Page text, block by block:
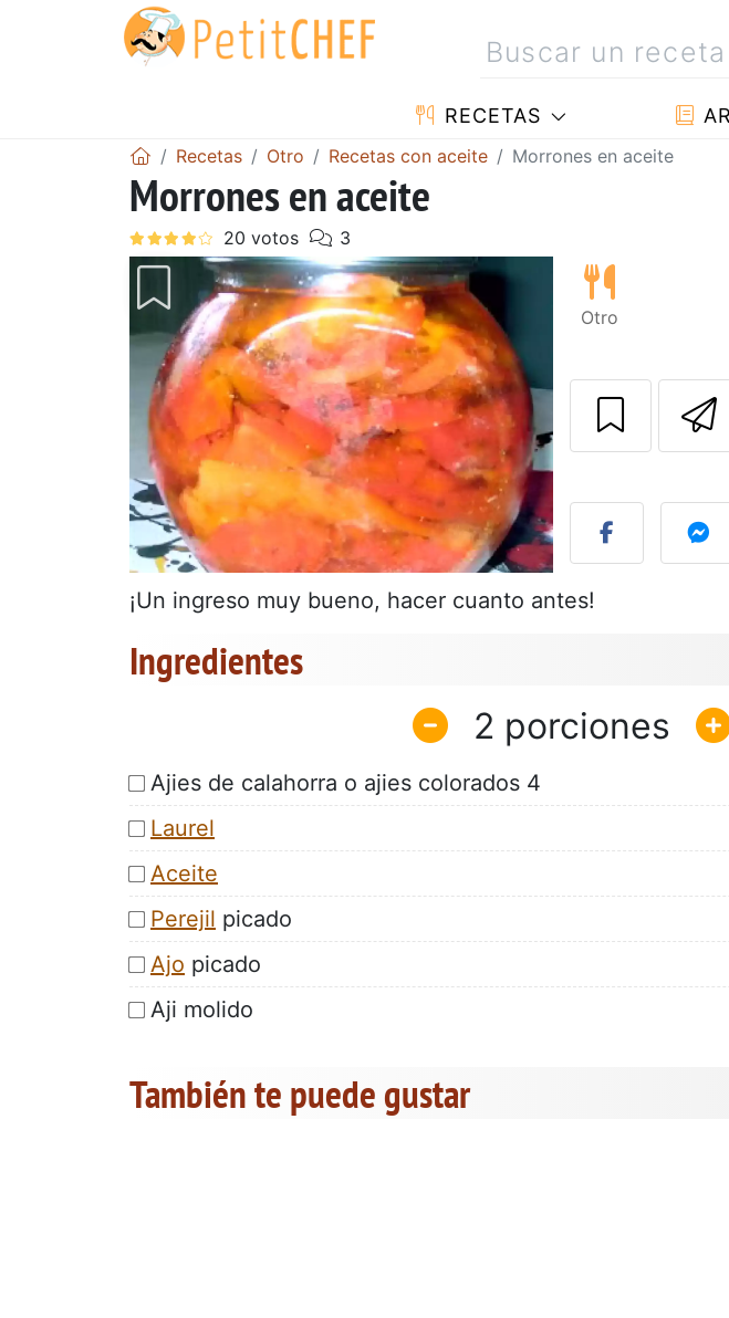
RECETAS
Recetas Otro Recetas con aceite Morrones en aceite
Morrones en aceite
Otro
¡Un ingreso muy bueno, hacer cuanto antes!
Ingredientes
2
Ajies de calahorra o ajies colorados 4
Laurel
Aceite
Perejil picado
Ajo picado
Aji molido
También te puede gustar